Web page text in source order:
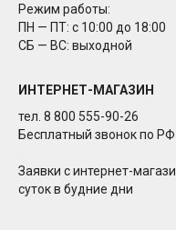
Режим работы:
ПН — ПТ: с 10:00 до 18:00
СБ — ВС: выходной
ИНТЕРНЕТ-МАГАЗИН
тел. 8 800 555-90-26
Бесплатный звонок по РФ
Заявки с интернет-
суток в будние дни